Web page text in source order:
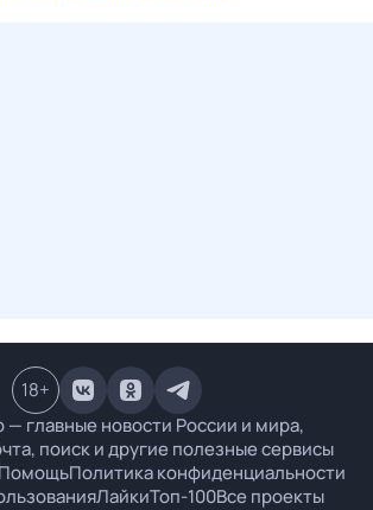
главные новости России и мира,
поиск и другие полезные сервисы
Политика конфиденциальности
ЛайкиТоп-100Все проекты
18+